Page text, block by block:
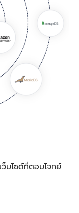
บไซต์ที่ตอบโจทย์